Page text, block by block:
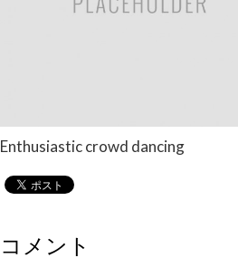
Enthusiastic crowd dancing
コメント